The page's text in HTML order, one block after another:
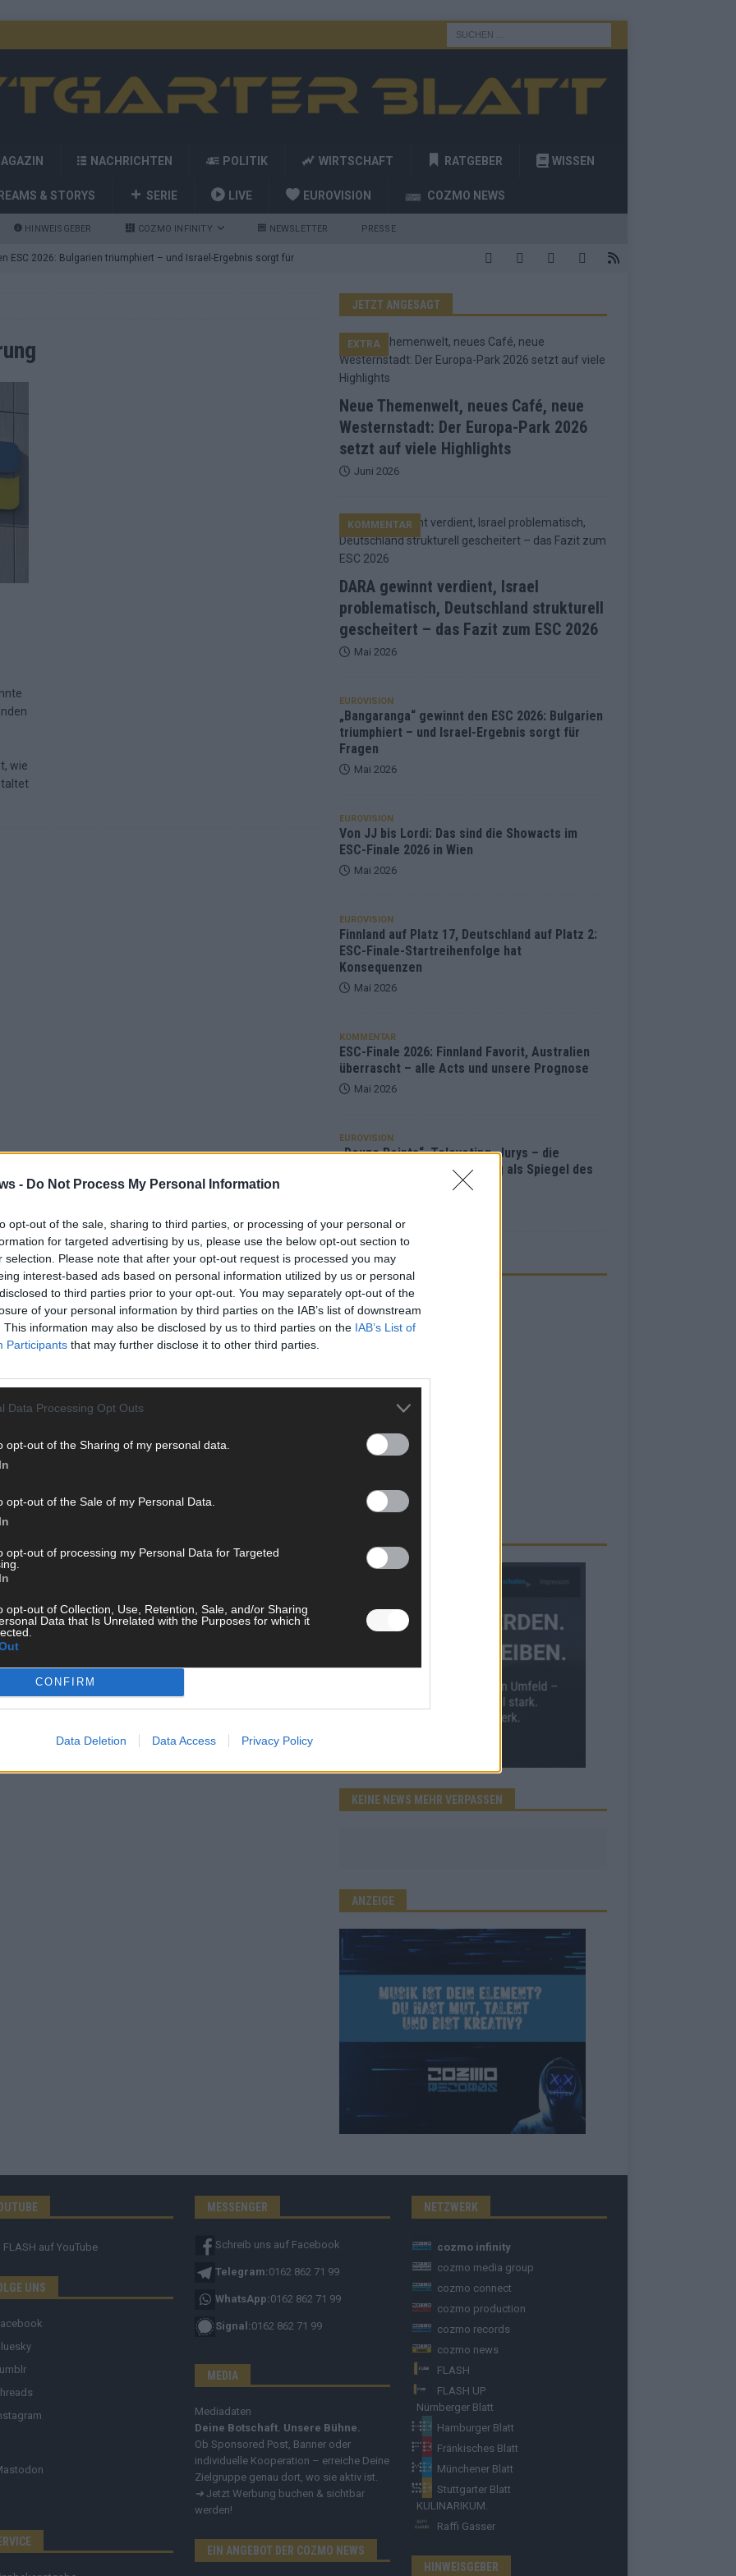
- Do Not Process My Personal Information
opt-out of the sale, sharing to third parties, or processing of your personal or
for targeted advertising by us, please use the below opt-out section to
selection. Please note that after your opt-out request is processed you may
interest-based ads based on personal information utilized by us or personal
to third parties prior to your opt-out. You may separately opt-out of the
of your personal information by third parties on the IAB’s list of downstream
This information may also be disclosed by us to third parties on the IAB’s List of
Participants that may further disclose it to other third parties.
Data Processing Opt Outs
opt-out of the Sharing of my personal data.
opt-out of the Sale of my Personal Data.
opt-out of processing my Personal Data for Targeted
opt-out of Collection, Use, Retention, Sale, and/or Sharing
Data that Is Unrelated with the Purposes for which it
CONFIRM
Data Deletion Data Access Privacy Policy
NACHRICHTEN POLITIK WIRTSCHAFT RATGEBER WISSEN
& STORYS SERIE LIVE EUROVISION COZMO NEWS
HINWEISGEBER COZMO INFINITY NEWSLETTER PRESSE
ESC 2026: Bulgarien triumphiert – und Israel-Ergebnis sorgt für
die Showacts im ESC-Finale 2026 in Wien
auf Platz 2: ESC-Finale-Startreihenfolge hat
Jurys – die Geschichte der ESC-Wertung als Spiegel des
vier Big-Four-Länder, ein Gastgeber – alle Acts im
2: Dänemark vorne, Aserbaidschan chancenlos – Zypern
Café, neue Westernstadt: Der Europa-Park 2026 setzt auf viele
problematisch, Deutschland strukturell gescheitert – das
wie
JETZT ANGESAGT
Neue Themenwelt, neues Café, neue
Westernstadt: Der Europa-Park 2026
setzt auf viele Highlights
EXTRA
Juni 2026
DARA gewinnt verdient, Israel
problematisch, Deutschland strukturell
gescheitert – das Fazit zum ESC 2026
KOMMENTAR
Mai 2026
EUROVISION
„Bangaranga“ gewinnt den ESC 2026: Bulgarien
triumphiert – und Israel-Ergebnis sorgt für
Fragen
Mai 2026
EUROVISION
Von JJ bis Lordi: Das sind die Showacts im
ESC-Finale 2026 in Wien
Mai 2026
EUROVISION
Finnland auf Platz 17, Deutschland auf Platz 2:
ESC-Finale-Startreihenfolge hat
Konsequenzen
Mai 2026
KOMMENTAR
ESC-Finale 2026: Finnland Favorit, Australien
überrascht – alle Acts und unsere Prognose
Mai 2026
EUROVISION
„Douze Points“, Televoting, Jurys – die
Geschichte der ESC-Wertung als Spiegel des
ANZEIGE
KEINE NEWS MEHR VERPASSEN
ANZEIGE
FLASH auf YouTube
UNS
MESSENGER
Schreib uns auf Facebook
Telegram:0162 862 71 99
WhatsApp:0162 862 71 99
Signal:0162 862 71 99
MEDIA
Mediadaten
Deine Botschaft. Unsere Bühne.
Ob Sponsored Post, Banner oder
individuelle Kooperation – erreiche Deine
Zielgruppe genau dort, wo sie aktiv ist.
➔ Jetzt Werbung buchen & sichtbar
werden!
EIN ANGEBOT DER COZMO NEWS
NETZWERK
cozmo infinity
cozmo media group
cozmo connect
cozmo production
cozmo records
cozmo news
FLASH
FLASH UP
Nürnberger Blatt
Hamburger Blatt
Fränkisches Blatt
Münchener Blatt
Stuttgarter Blatt
KULINARIKUM.
Raffi Gasser
HINWEISGEBER